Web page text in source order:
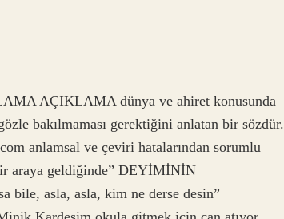
AÇIKLAMA dünya ve ahiret konusunda
bakılmaması gerektiğini anlatan bir sözdür.
anlamsal ve çeviri hatalarından sorumlu
araya geldiğinde” DEYİMİNİN
bile, asla, asla, kim ne derse desin”